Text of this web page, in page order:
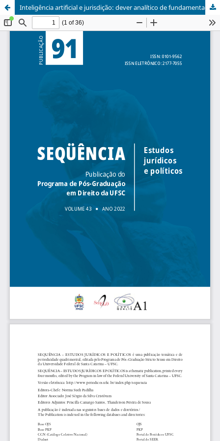
Inteligência artificial e jurisdição: dever analítico de fundamentação e os limites da substituição dos humanos por algoritmos no campo da tomada de decisão judicial